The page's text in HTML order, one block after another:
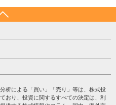
析による「買い」「売り」等は、株式投
おり、投資に関するすべての決定は、利